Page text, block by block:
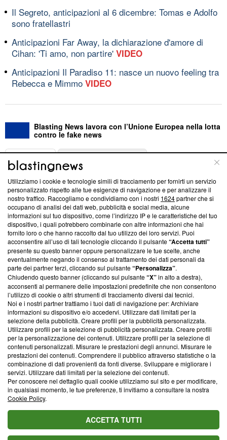
Il Segreto, anticipazioni al 6 dicembre: Tomas e Adolfo
sono fratellastri
Anticipazioni Far Away, la dichiarazione d'amore di
Cihan: 'Ti amo, non partire' VIDEO
Anticipazioni Il Paradiso 11: nasce un nuovo feeling tra
Rebecca e Mimmo VIDEO
Blasting News lavora con l’Unione Europea nella lotta
contro le fake news
ABOUT
Questa sezione offre informazioni trasparenti su Blasting
News, sui nostri processi editoriali e su come ci impegniamo a
creare news di qualità. Inoltre, afferma la nostra aderenza a
‘Trust Project - News with Integrity’Blasting News non è
ancora membro del programma, ma ha richiesto di farne
parte; Trust Project non ha ancora effettuato una verifica di
conformità agli standard.
Su di noi
Team editoriale
Corporate
Redazione
Informativa Privacy
Cookie Policy
Blasting SA, IDI CHE-247.845.224, Via Carlo Frasca, 3 - 6900
Lugano (Svizzera) Tel:+39 0690258937
© 2026 Blasting News
Utilizziamo i cookie e tecnologie simili di tracciamento per fornirti un servizio
personalizzato rispetto alle tue esigenze di navigazione e per analizzare il
nostro traffico. Raccogliamo e condividiamo con i nostri 1624partner che si
occupano di analisi dei dati web, pubblicità e social media, alcune
informazioni sul tuo dispositivo, come l’indirizzo IP e le caratteristiche del tuo
dispositivo, i quali potrebbero combinarle con altre informazioni che hai
fornito loro o che hanno raccolto dal tuo utilizzo dei loro servizi. Puoi
acconsentire all’uso di tali tecnologie cliccando il pulsante“Accetta tutti”
presente su questo banner oppure personalizzare le tue scelte, anche
eventualmente negando il consenso al trattamento dei dati personali da
parte dei partner terzi, cliccando sul pulsante“Personalizza”.
Chiudendo questo banner (cliccando sul pulsante“X”in alto a destra),
acconsenti al permanere delle impostazioni predefinite che non consentono
l’utilizzo di cookie o altri strumenti di tracciamento diversi dai tecnici.
Noi e i nostri partner trattiamo i tuoi dati di navigazione per: Archiviare
informazioni su dispositivo e/o accedervi. Utilizzare dati limitati per la
selezione della pubblicità. Creare profili per la pubblicità personalizzata.
Utilizzare profili per la selezione di pubblicità personalizzata. Creare profili
per la personalizzazione dei contenuti. Utilizzare profili per la selezione di
contenuti personalizzati. Misurare le prestazioni degli annunci. Misurare le
prestazioni dei contenuti. Comprendere il pubblico attraverso statistiche o la
combinazione di dati provenienti da fonti diverse. Sviluppare e migliorare i
servizi. Utilizzare dati limitati per la selezione dei contenuti.
Per conoscere nel dettaglio quali cookie utilizziamo sul sito e per modificare,
in qualsiasi momento, le tue preferenze, ti invitiamo a consultare la nostra
Cookie Policy.
ACCETTA TUTTI